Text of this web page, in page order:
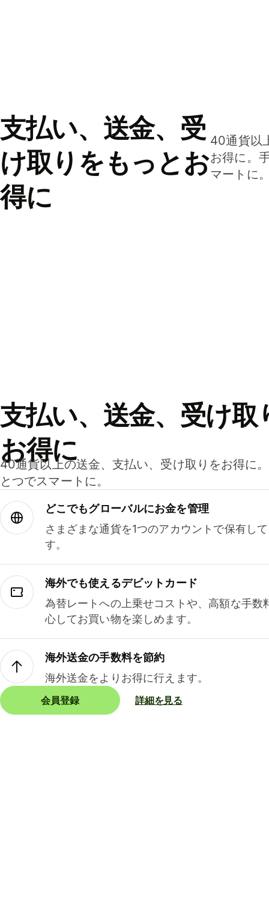
支払い、送金、受
け取りをもっとお
得に
40通貨以
お得に。
マートに
支払い、送金、受け取
お得に
40通貨以上の送金、支払い、受け取りをお得に
とつでスマートに。
どこでもグ⁠ロ⁠ー⁠バ⁠ルにお金を管理
さまざまな通貨を1つのアカウントで保有し
す。
海外でも使えるデビットカード
為替レートへの上乗せコストや、高額な手数
心してお買い物を楽しめます。
海外送金の手数料を節約
海外送金をよりお得に行えます。
会員登録 詳細を見る